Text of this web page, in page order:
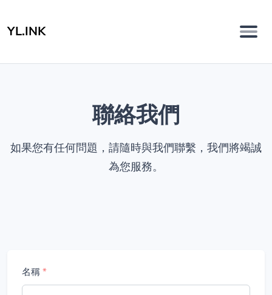
YL.INK
聯絡我們
如果您有任何問題，請隨時與我們聯繫，我們將竭誠
為您服務。
名稱 *